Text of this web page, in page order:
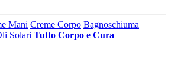
Mani Creme Corpo Bagnoschiuma
Solari Tutto Corpo e Cura